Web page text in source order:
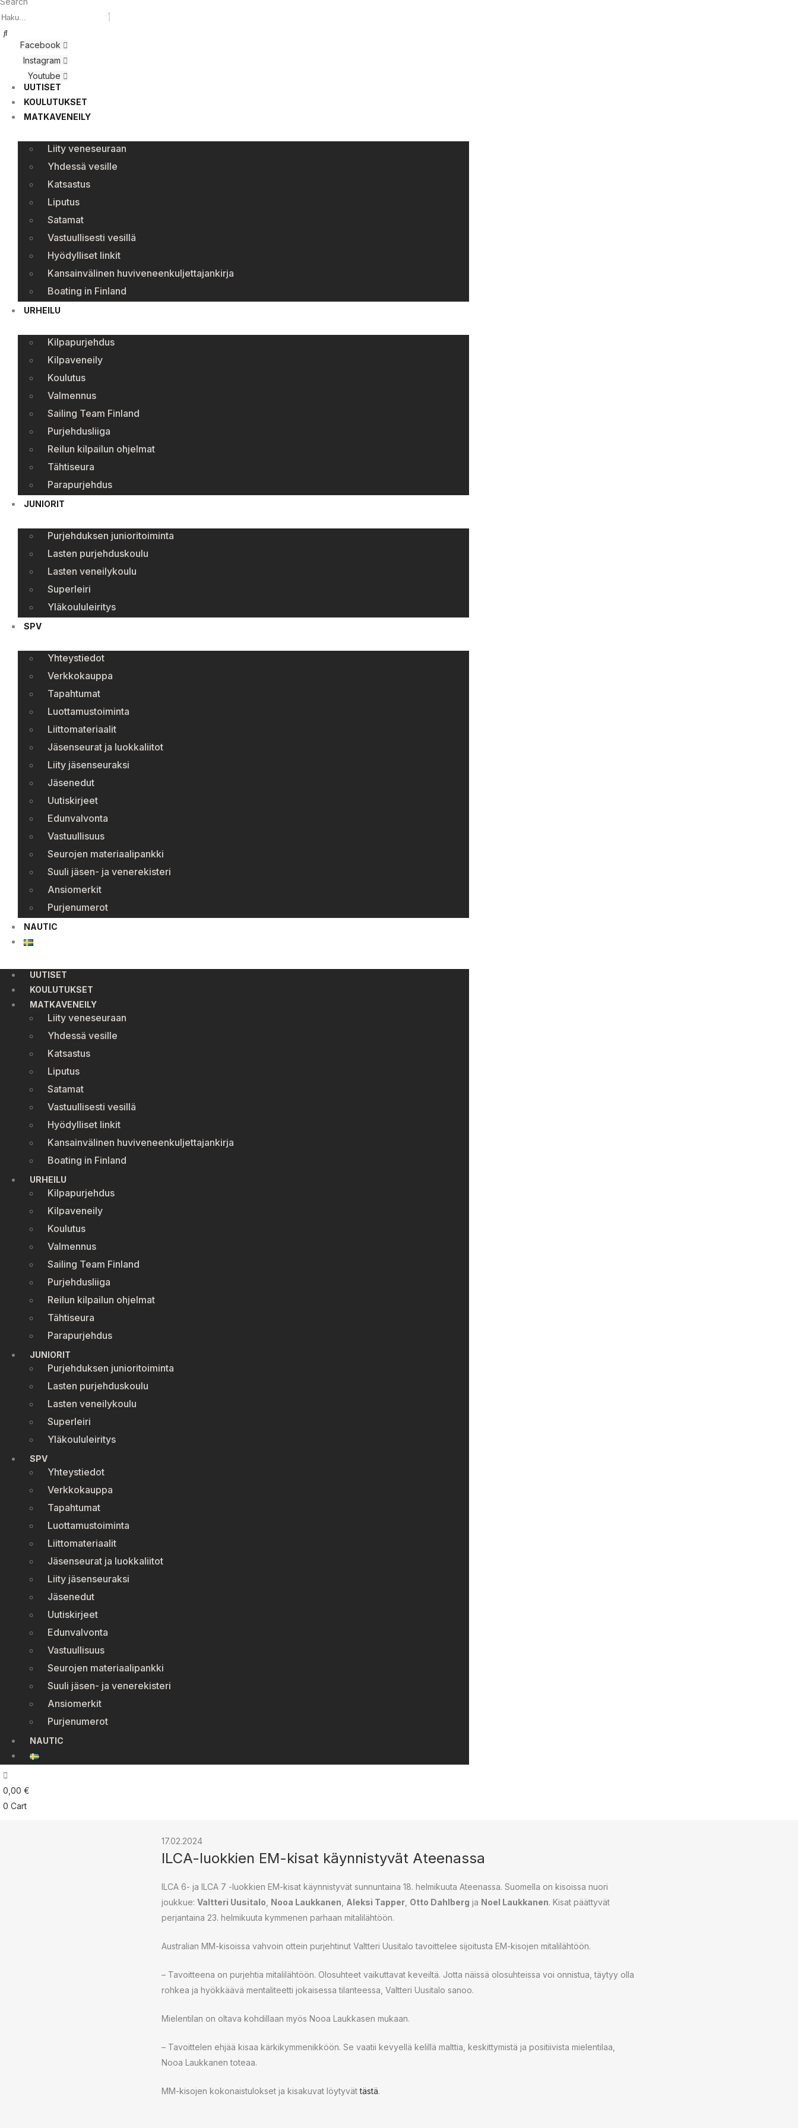
Facebook
Instagram
Youtube
UUTISET
KOULUTUKSET
MATKAVENEILY
Liity veneseuraan
Yhdessä vesille
Katsastus
Liputus
Satamat
Vastuullisesti vesillä
Hyödylliset linkit
Kansainvälinen huviveneenkuljettajankirja
Boating in Finland
URHEILU
Kilpapurjehdus
Kilpaveneily
Koulutus
Valmennus
Sailing Team Finland
Purjehdusliiga
Reilun kilpailun ohjelmat
Tähtiseura
Parapurjehdus
JUNIORIT
Purjehduksen junioritoiminta
Lasten purjehduskoulu
Lasten veneilykoulu
Superleiri
Yläkoululeiritys
SPV
Yhteystiedot
Verkkokauppa
Tapahtumat
Luottamustoiminta
Liittomateriaalit
Jäsenseurat ja luokkaliitot
Liity jäsenseuraksi
Jäsenedut
Uutiskirjeet
Edunvalvonta
Vastuullisuus
Seurojen materiaalipankki
Suuli jäsen- ja venerekisteri
Ansiomerkit
Purjenumerot
NAUTIC
UUTISET
KOULUTUKSET
MATKAVENEILY
Liity veneseuraan
Yhdessä vesille
Katsastus
Liputus
Satamat
Vastuullisesti vesillä
Hyödylliset linkit
Kansainvälinen huviveneenkuljettajankirja
Boating in Finland
URHEILU
Kilpapurjehdus
Kilpaveneily
Koulutus
Valmennus
Sailing Team Finland
Purjehdusliiga
Reilun kilpailun ohjelmat
Tähtiseura
Parapurjehdus
JUNIORIT
Purjehduksen junioritoiminta
Lasten purjehduskoulu
Lasten veneilykoulu
Superleiri
Yläkoululeiritys
SPV
Yhteystiedot
Verkkokauppa
Tapahtumat
Luottamustoiminta
Liittomateriaalit
Jäsenseurat ja luokkaliitot
Liity jäsenseuraksi
Jäsenedut
Uutiskirjeet
Edunvalvonta
Vastuullisuus
Seurojen materiaalipankki
Suuli jäsen- ja venerekisteri
Ansiomerkit
Purjenumerot
NAUTIC
0,00 €
0 Cart
17.02.2024
ILCA-luokkien EM-kisat käynnistyvät Ateenassa
ILCA 6- ja ILCA 7 -luokkien EM-kisat käynnistyvät sunnuntaina 18. helmikuuta Ateenassa. Suomella on kisoissa nuori
joukkue: Valtteri Uusitalo Nooa Laukkanen Aleksi Tapper Otto Dahlberg ja Noel Laukkanen. Kisat päättyvät
perjantaina 23. helmikuuta kymmenen parhaan mitalilähtöön.
Australian MM-kisoissa vahvoin ottein purjehtinut Valtteri Uusitalo tavoittelee sijoitusta EM-kisojen mitalilähtöön.
– Tavoitteena on purjehtia mitalilähtöön. Olosuhteet vaikuttavat keveiltä. Jotta näissä olosuhteissa voi onnistua, täytyy olla
rohkea ja hyökkäävä mentaliteetti jokaisessa tilanteessa, Valtteri Uusitalo sanoo.
Mielentilan on oltava kohdillaan myös Nooa Laukkasen mukaan.
– Tavoittelen ehjää kisaa kärkikymmenikköön. Se vaatii kevyellä kelillä malttia, keskittymistä ja positiivista mielentilaa,
Nooa Laukkanen toteaa.
MM-kisojen kokonaistulokset ja kisakuvat löytyvättästä.